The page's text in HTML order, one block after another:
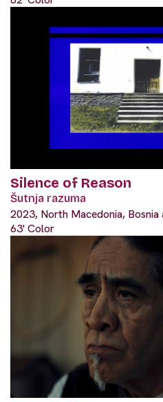
Silence of Reason
Šutnja razuma
2023, North Macedonia, Bosnia
63' Color